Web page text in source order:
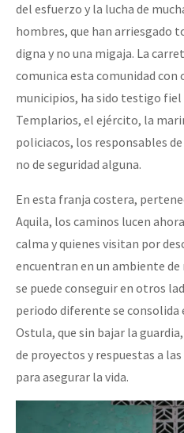
del esfuerzo y la lucha de
hombres, que han arriesgado
digna y no una migaja. La
comunica esta comunidad con
municipios, ha sido testigo fiel
Templarios, el ejército, la
policiacos, los responsables
no de seguridad alguna.
En esta franja costera,
Aquila, los caminos lucen
calma y quienes visitan por
encuentran en un ambiente
se puede conseguir en otros
periodo diferente se
Ostula, que sin bajar la
de proyectos y respuestas a
para asegurar la vida.